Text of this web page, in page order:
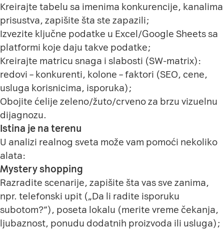
Kreirajte tabelu sa imenima konkurencije, kanalima
prisustva, zapišite šta ste zapazili;
Izvezite ključne podatke u Excel/Google Sheets sa
platformi koje daju takve podatke;
Kreirajte matricu snaga i slabosti (SW-matrix):
redovi – konkurenti, kolone – faktori (SEO, cene,
usluga korisnicima, isporuka);
Obojite ćelije zeleno/žuto/crveno za brzu vizuelnu
dijagnozu.
Istina je na terenu
U analizi realnog sveta može vam pomoći nekoliko
alata:
Mystery shopping
Razradite scenarije, zapišite šta vas sve zanima,
npr. telefonski upit („Da li radite isporuku
subotom?“), poseta lokalu (merite vreme čekanja,
ljubaznost, ponudu dodatnih proizvoda ili usluga);